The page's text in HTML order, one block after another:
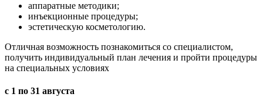
аппаратные методики;
инъекционные процедуры;
эстетическую косметологию.
Отличная возможность познакомиться со специалистом,
получить индивидуальный план лечения и пройти процедуры
на специальных условиях
с 1 по 31 августа